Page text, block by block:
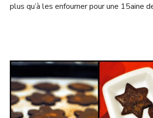
plus qu’à les enfourner pour une 15aine